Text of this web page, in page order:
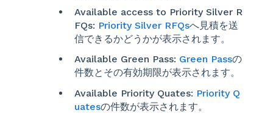
Available access to Priority Silver R
FQs: Priority Silver RFQsへ見積を送
信できるかどうかが表示されます。
Available Green Pass: Green Passの
件数とその有効期限が表示されます。
Available Priority Quates: Priority Q
uatesの件数が表示されます。